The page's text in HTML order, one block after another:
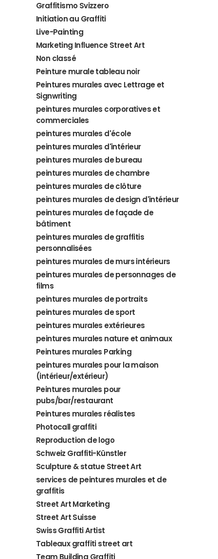
Graffitismo Svizzero
Initiation au Graffiti
Live-Painting
Marketing Influence Street Art
Non classé
Peinture murale tableau noir
Peintures murales avec Lettrage et
Signwriting
peintures murales corporatives et
commerciales
peintures murales d'école
peintures murales d'intérieur
peintures murales de bureau
peintures murales de chambre
peintures murales de clôture
peintures murales de design d'intérieur
peintures murales de façade de
bâtiment
peintures murales de graffitis
personnalisées
peintures murales de murs intérieurs
peintures murales de personnages de
films
peintures murales de portraits
peintures murales de sport
peintures murales extérieures
peintures murales nature et animaux
Peintures murales Parking
peintures murales pour la maison
(intérieur/extérieur)
Peintures murales pour
pubs/bar/restaurant
Peintures murales réalistes
Photocall graffiti
Reproduction de logo
Schweiz Graffiti-Künstler
Sculpture & statue Street Art
services de peintures murales et de
graffitis
Street Art Marketing
Street Art Suisse
Swiss Graffiti Artist
Tableaux graffiti street art